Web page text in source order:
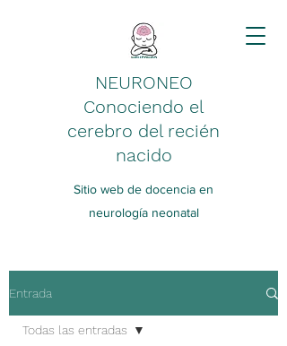
NEURONEO
Conociendo el
cerebro del recién
nacido
Sitio web de docencia en
neurología neonatal
Entrada
Todas las entradas